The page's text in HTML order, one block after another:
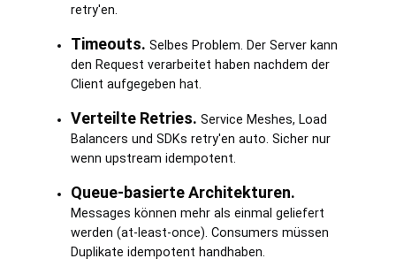
retry'en.
Timeouts. Selbes Problem. Der Server kann
den Request verarbeitet haben nachdem der
Client aufgegeben hat.
Verteilte Retries. Service Meshes, Load
Balancers und SDKs retry'en auto. Sicher nur
wenn upstream idempotent.
Queue-basierte Architekturen.
Messages können mehr als einmal geliefert
werden (at-least-once). Consumers müssen
Duplikate idempotent handhaben.